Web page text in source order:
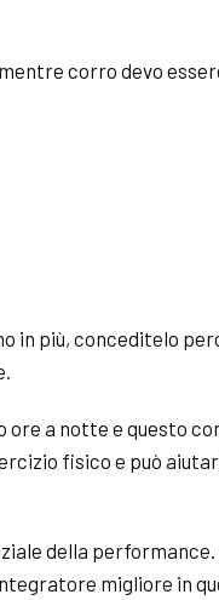
corro devo
in più, conceditelo
ore a notte e questo
fisico e può
della
migliore in